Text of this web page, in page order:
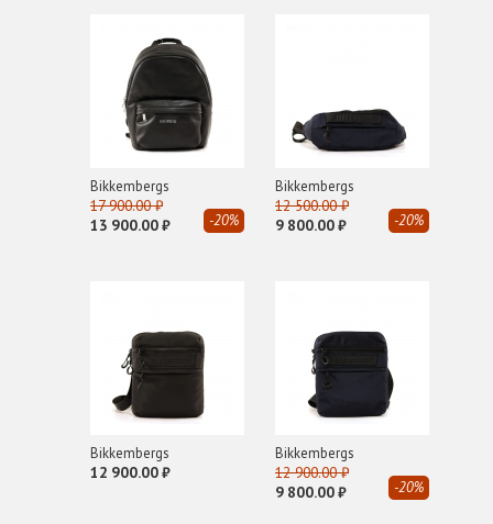
GIORGIO ARMANI
John Richmond
Bikkembergs
17 900.00 ₽
13 900.00 ₽
-20%
Bikkembergs
12 500.00 ₽
9 800.00 ₽
-20%
Bikkembergs
12 900.00 ₽
Bikkembergs
12 900.00 ₽
9 800.00 ₽
-20%